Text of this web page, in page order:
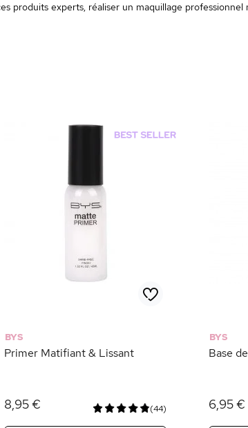
produits experts, réaliser un maquillage professionnel
BYS
Primer Matifiant & Lissant
8,95 € (44)
BYS
Base
6,95 €